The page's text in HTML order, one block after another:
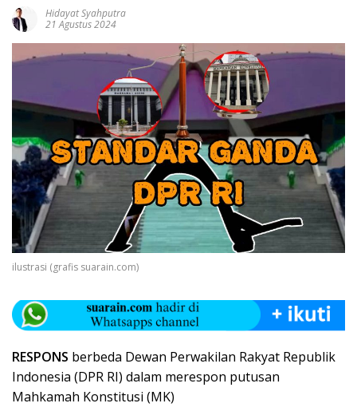
Hidayat Syahputra
21 Agustus 2024
ilustrasi (grafis suarain.com)
RESPONS berbeda Dewan Perwakilan Rakyat Republik
Indonesia (DPR RI) dalam merespon putusan
Mahkamah Konstitusi (MK)